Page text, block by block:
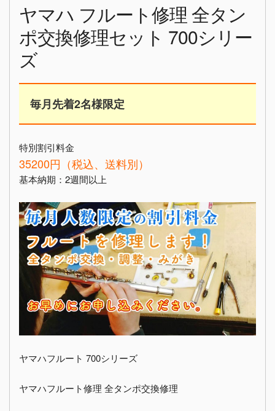
ヤマハ フルート修理 全タン
ポ交換修理セット 700シリー
ズ
毎月先着2名様限定
特別割引料金
35200円（税込、送料別）
基本納期：2週間以上
ヤマハフルート 700シリーズ
ヤマハフルート修理 全タンポ交換修理